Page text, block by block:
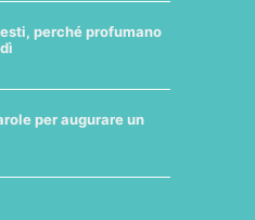
perché profumano
per augurare un